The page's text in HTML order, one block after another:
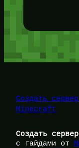
Создать
Minecraft
Создать
с гайдами от